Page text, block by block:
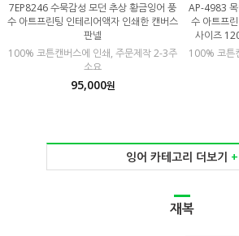
7EP8246 수묵감성 모던 추상 황금잉어 풍
수 아트프린팅 인테리어액자 인쇄한 캔버스
판넬
100% 코튼캔버스에 인쇄, 주문제작 2-3주
소요
95,000원
AP-4983 목
수 아트프
사이즈
100% 코튼
잉어 카테고리 더보기 +
재복